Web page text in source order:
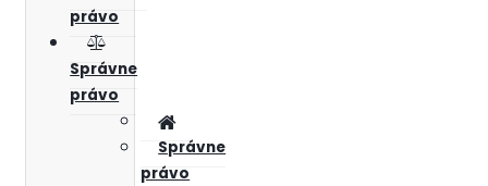
právo
Správne
právo
Správne
právo